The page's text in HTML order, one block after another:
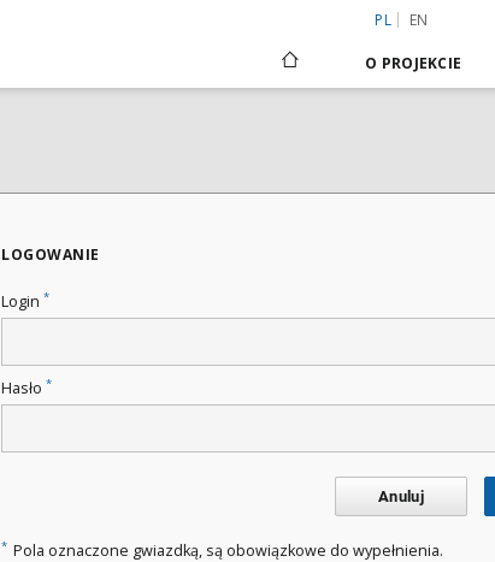
PL EN
O PROJEKCIE
LOGOWANIE
Login *
Hasło *
Anuluj
* Pola oznaczone gwiazdką, są obowiązkowe do wypełnienia.